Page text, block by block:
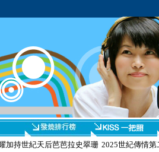
加持世紀天后芭芭拉史翠珊 2025世紀傳情第